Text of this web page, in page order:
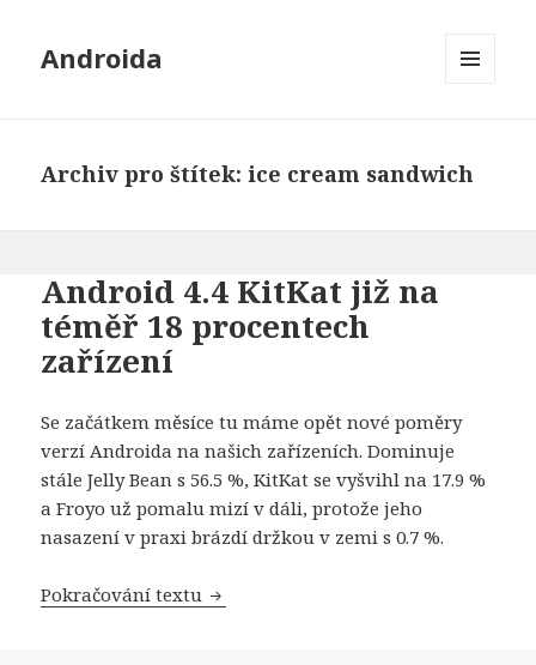
Androida
Archiv pro štítek: ice cream sandwich
Android 4.4 KitKat již na
téměř 18 procentech
zařízení
Se začátkem měsíce tu máme opět nové poměry
verzí Androida na našich zařízeních. Dominuje
stále Jelly Bean s 56.5 %, KitKat se vyšvihl na 17.9 %
a Froyo už pomalu mizí v dáli, protože jeho
nasazení v praxi brázdí držkou v zemi s 0.7 %.
Pokračování textu Android 4.4 KitKat již na téměř 18